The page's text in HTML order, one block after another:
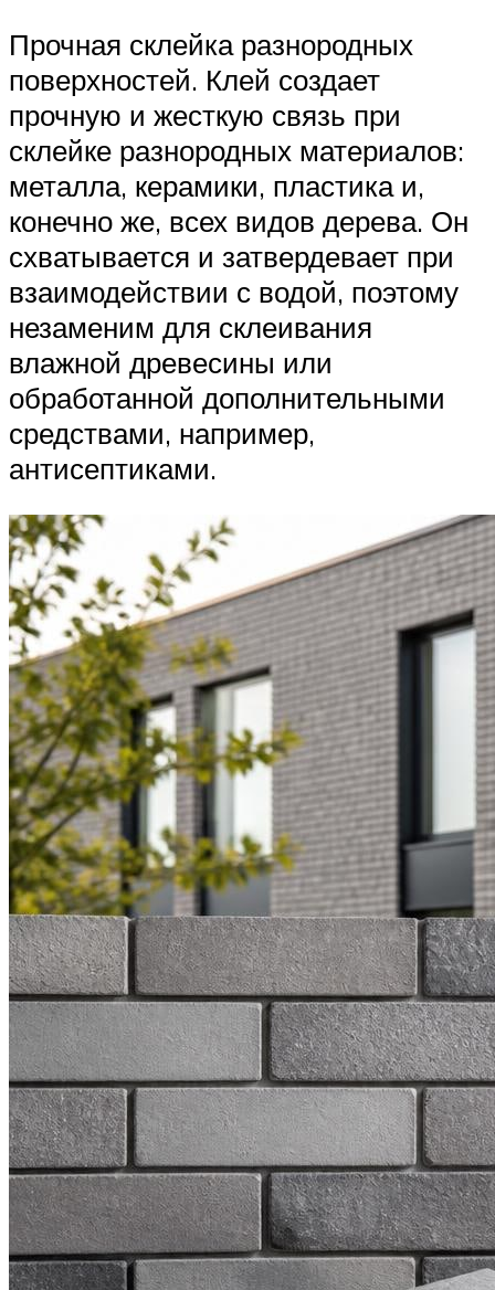
Прочная склейка разнородных
поверхностей. Клей создает
прочную и жесткую связь при
склейке разнородных материалов:
металла, керамики, пластика и,
конечно же, всех видов дерева. Он
схватывается и затвердевает при
взаимодействии с водой, поэтому
незаменим для склеивания
влажной древесины или
обработанной дополнительными
средствами, например,
антисептиками.